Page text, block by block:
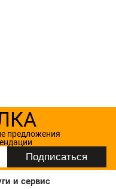
предложения
и сервис